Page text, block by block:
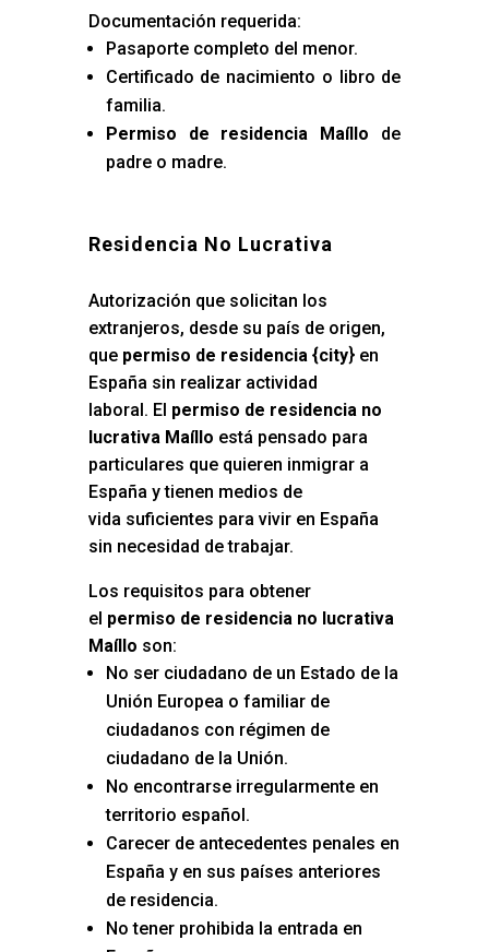
Documentación requerida:
Pasaporte completo del menor.
Certificado de nacimiento o libro de
familia.
Permiso de residencia Maíllo de
padre o madre.
Residencia No Lucrativa
Autorización que solicitan los
extranjeros, desde su país de origen,
que permiso de residencia {city} en
España sin realizar actividad
laboral. El permiso de residencia no
lucrativa Maíllo está pensado para
particulares que quieren inmigrar a
España y tienen medios de
vida suficientes para vivir en España
sin necesidad de trabajar.
Los requisitos para obtener
el permiso de residencia no lucrativa
Maíllo son:
No ser ciudadano de un Estado de la
Unión Europea o familiar de
ciudadanos con régimen de
ciudadano de la Unión.
No encontrarse irregularmente en
territorio español.
Carecer de antecedentes penales en
España y en sus países anteriores
de residencia.
No tener prohibida la entrada en